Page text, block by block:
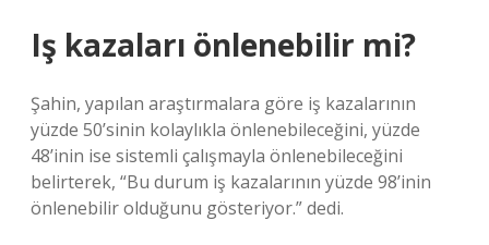
Iş kazaları önlenebilir mi?
Şahin, yapılan araştırmalara göre iş kazalarının
yüzde 50’sinin kolaylıkla önlenebileceğini, yüzde
48’inin ise sistemli çalışmayla önlenebileceğini
belirterek, “Bu durum iş kazalarının yüzde 98’inin
önlenebilir olduğunu gösteriyor.” dedi.